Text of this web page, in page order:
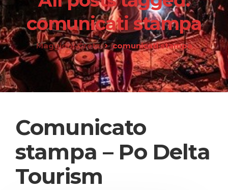
comunicati stampa
Maggioni-Gretz comunicati stampa
Comunicato
stampa – Po Delta
Tourism